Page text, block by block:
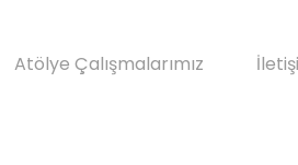
Atölye Çalışmalarımız